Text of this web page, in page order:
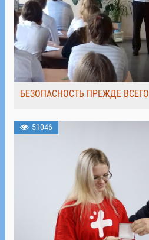
БЕЗОПАСНОСТЬ ПРЕЖДЕ ВСЕГО
51046